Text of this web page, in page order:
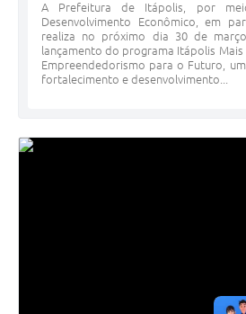
A Prefeitura de Itápolis, por
Desenvolvimento Econômico, em
realiza no próximo dia 30 de
lançamento do programa Itápolis Mais
Empreendedorismo para o Futuro,
fortalecimento e desenvolvimento...